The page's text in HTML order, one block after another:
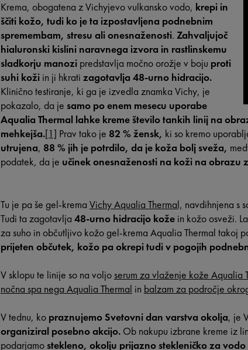
Krema, obogatena z Vichyjevo vulkansko vodo, krepi in
ščiti kožo, tudi ko je ta izpostavljena podnebnim
spremembam, stresu ali onesnaženosti. Zahvaljujoč
hialuronski kislini naravnega izvora in rastlinskemu
sladkorju manozi predstavlja močno orožje v boju proti
suhi kožiin ji hkrati zagotavlja 48-urno hidracijo.
Klinično testiranje, ki ga je izvedla znamka Vichy, je
pokazalo, da je samo po enem mesecu uporabe
Aqualia Thermal lahke kreme število tankih linij na
mehkejša.[1] Prav tako je 82 % žensk, ki so kremo
utrujena, 88 % jih je potrdilo, da je koža bolj sveža,
podatek, da je učinek onesnaženosti na koži na obrazu
Tu je pa še gel-krema Vichy Aqualia Thermal, navdihnjena s
Tudi ta zagotavlja 48-urno hidracijo kožein kožo osveži.
za suho in občutljivo kožo gel-krema Aqualia Thermal takoj
prijeten občutek, kožo pa okrepi tudi v pogojih
V sklopu te linije so na voljo serum za vlaženje kože Aqualia
nočna spa nega Aqualia Thermal in balzam za področje
V tednu, ko praznujemo Svetovni dan varstva okolja, je
organiziral posebno akcijo. Ob nakupu izbrane kreme iz
podarjamostekleno, okolju prijazno stekleničko za vodo